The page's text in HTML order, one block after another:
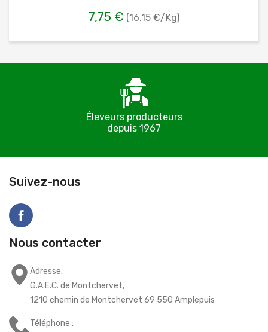
7,75 € (16.15 €/Kg)
Éleveurs producteurs
depuis 1967
Suivez-nous
Nous contacter
Adresse:
G.A.E.C. de Montchervet,
1210 chemin de Montchervet 69 550 Amplepuis
Téléphone :